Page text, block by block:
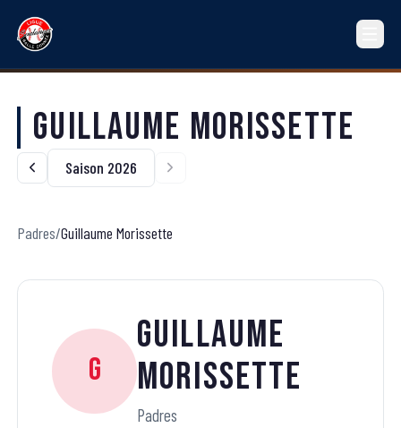
Guillaume Morissette
Saison 2026
Padres/Guillaume Morissette
G
Guillaume
Morissette
Padres